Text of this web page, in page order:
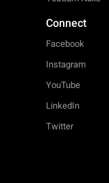
Connect
Facebook
Instagram
YouTube
LinkedIn
Twitter